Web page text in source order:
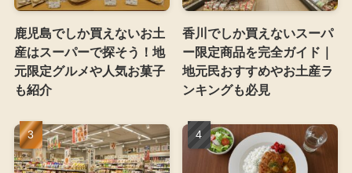
鹿児島でしか買えないお土
産はスーパーで探そう！地
元限定グルメや人気お菓子
も紹介
香川でしか買えないスーパ
ー限定商品を完全ガイド｜
地元民おすすめやお土産ラ
ンキングも必見